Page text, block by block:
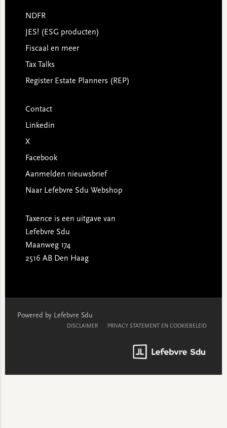
NDFR
JES! (ESG producten)
Fiscaal en meer
Tax Talks
Register Estate Planners (REP)
Contact
Linkedin
X
Facebook
Aanmelden nieuwsbrief
Naar Lefebvre Sdu Webshop
Taxence is een uitgave van
Lefebvre Sdu
Maanweg 174
2516 AB Den Haag
Powered by Lefebvre Sdu
DISCLAIMER PRIVACY STATEMENT EN COOKIEBELEID